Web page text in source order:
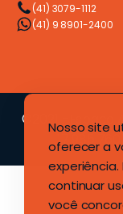
(41) 3079-1112
(41) 9 8901-2400
©2021 -Espaço
Nosso site
oferecer a
continuar
você